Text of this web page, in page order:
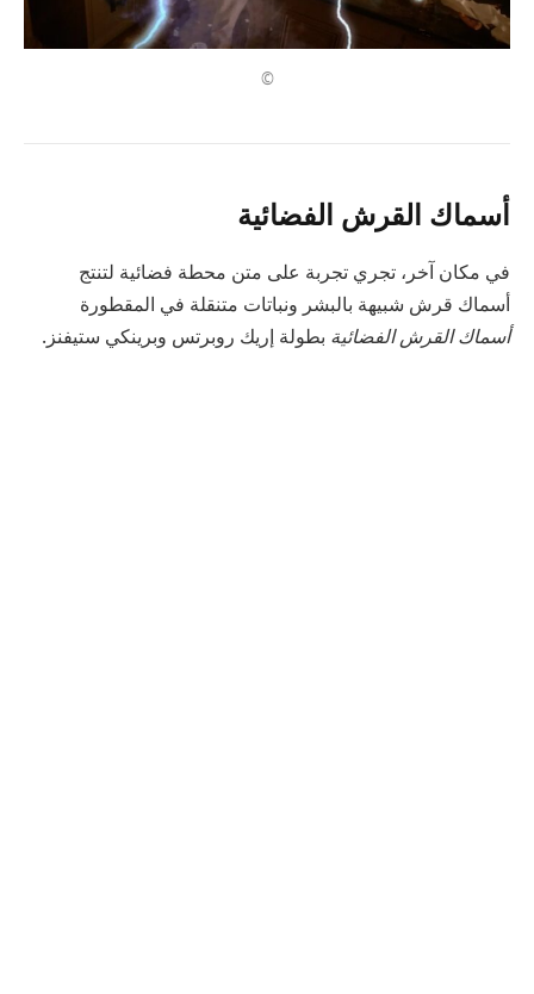
©
أسماك القرش الفضائية
في مكان آخر، تجري تجربة على متن محطة فضائية لتنتج
أسماك قرش شبيهة بالبشر ونباتات متنقلة في المقطورة
أسماك القرش الفضائية بطولة إريك روبرتس وبرينكي ستيفنز.